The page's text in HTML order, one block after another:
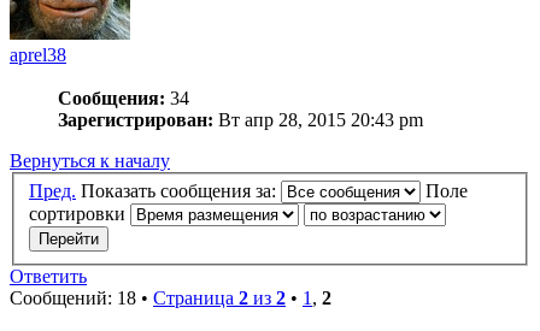
aprel38
Сообщения: 34
Зарегистрирован: Вт апр 28, 2015 20:43 pm
Вернуться к началу
Пред. Показать сообщения за:
Поле
сортировки
Ответить
Сообщений: 18 • Страница 2 из 2 • 1 , 2